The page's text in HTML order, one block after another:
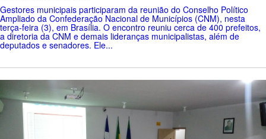
Gestores municipais participaram da reunião do Conselho Político
Ampliado da Confederação Nacional de Municípios (CNM), nesta
terça-feira (3), em Brasília. O encontro reuniu cerca de 400 prefeitos,
a diretoria da CNM e demais lideranças municipalistas, além de
deputados e senadores. Ele...